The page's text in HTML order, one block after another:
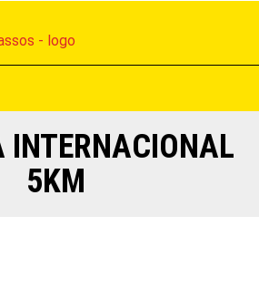
INTERNACIONAL
5KM